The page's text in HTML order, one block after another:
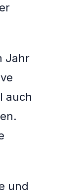
Jahr
auch
und